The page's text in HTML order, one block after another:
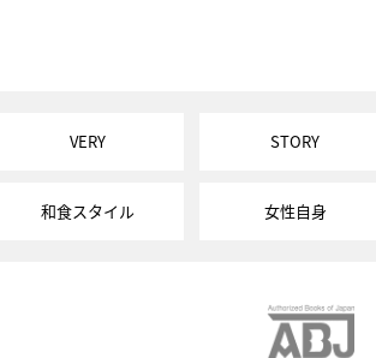
VERY STORY
和食スタイル 女性自身